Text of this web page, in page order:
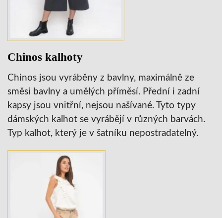
Chinos kalhoty
Chinos jsou vyráběny z bavlny, maximálně ze
směsi bavlny a umělých příměsí. Přední i zadní
kapsy jsou vnitřní, nejsou našívané. Tyto typy
dámských kalhot se vyrábějí v různých barvách.
Typ kalhot, který je v šatníku nepostradatelný.